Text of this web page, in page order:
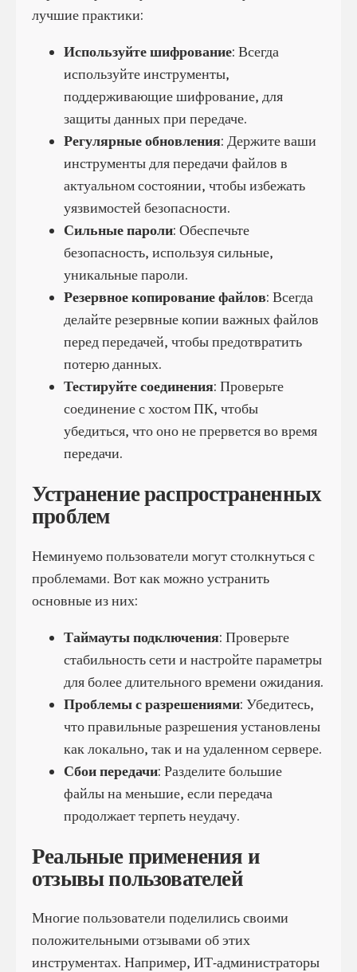
лучшие практики:
Используйте шифрование: Всегда
используйте инструменты,
поддерживающие шифрование, для
защиты данных при передаче.
Регулярные обновления: Держите ваши
инструменты для передачи файлов в
актуальном состоянии, чтобы избежать
уязвимостей безопасности.
Сильные пароли: Обеспечьте
безопасность, используя сильные,
уникальные пароли.
Резервное копирование файлов: Всегда
делайте резервные копии важных файлов
перед передачей, чтобы предотвратить
потерю данных.
Тестируйте соединения: Проверьте
соединение с хостом ПК, чтобы
убедиться, что оно не прервется во время
передачи.
Устранение распространенных
проблем
Неминуемо пользователи могут столкнуться с
проблемами. Вот как можно устранить
основные из них:
Таймауты подключения: Проверьте
стабильность сети и настройте параметры
для более длительного времени ожидания.
Проблемы с разрешениями: Убедитесь,
что правильные разрешения установлены
как локально, так и на удаленном сервере.
Сбои передачи: Разделите большие
файлы на меньшие, если передача
продолжает терпеть неудачу.
Реальные применения и
отзывы пользователей
Многие пользователи поделились своими
положительными отзывами об этих
инструментах. Например, ИТ-администраторы